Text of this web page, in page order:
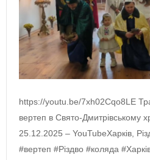
https://youtu.be/7xh02Cqo8LE
вертеп в Свято-Дмитрівському
25.12.2025 – YouTubeХарків,
#вертеп #Різдво #коляда